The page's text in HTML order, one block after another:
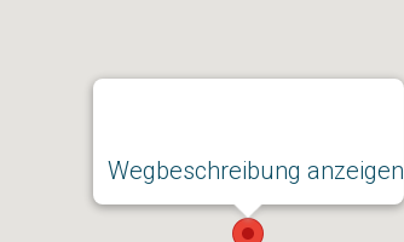
Wegbeschreibung anzeigen